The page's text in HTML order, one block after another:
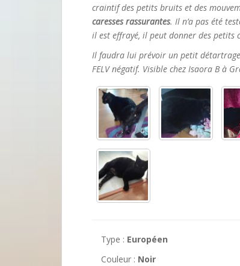
craintif des petits bruits et des
caresses rassurantes. Il n’a pas été
il est effrayé, il peut donner des petits
Il faudra lui prévoir un petit
FELV négatif. Visible chez Isaora B à
Type : Européen
Couleur : Noir